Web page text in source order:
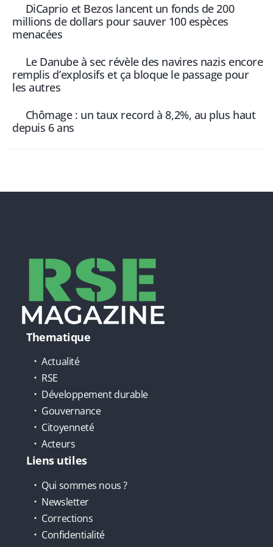
DiCaprio et Bezos lancent un fonds de 200
millions de dollars pour sauver 100 espèces
menacées
Le Danube à sec révèle des navires nazis encore
remplis d’explosifs et ça bloque le passage pour
les autres
Chômage : un taux record à 8,2%, au plus haut
depuis 6 ans
Thematique
Actualité
RSE
Développement durable
Gouvernance
Citoyenneté
Acteurs
Liens utiles
Qui sommes nous ?
Newsletter
Corrections
Confidentialité